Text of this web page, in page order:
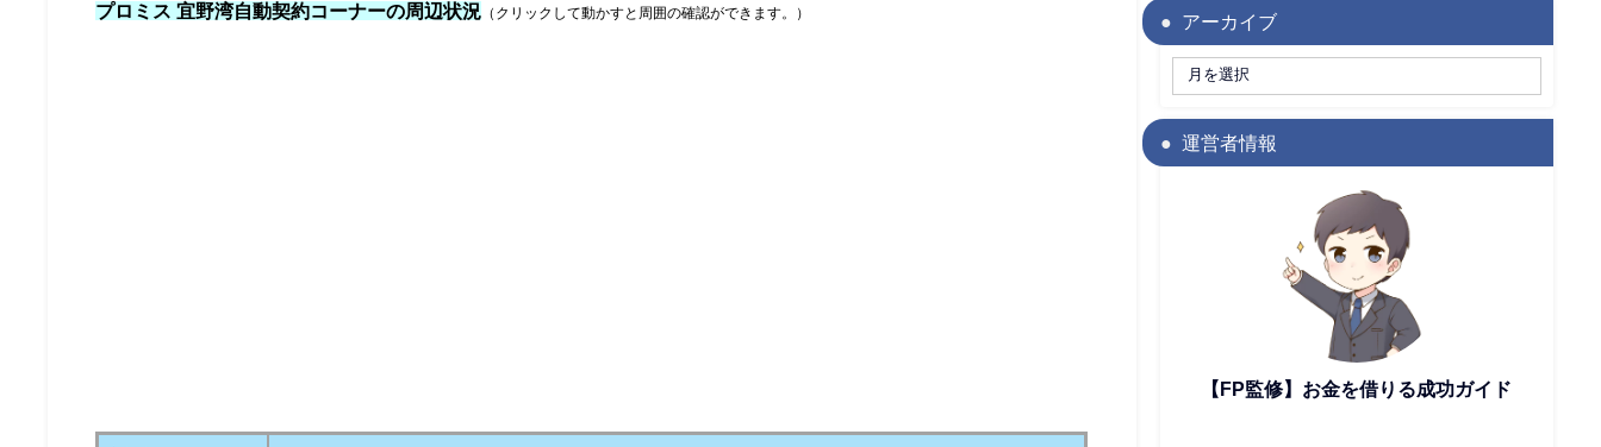
プロミス 宜野湾自動契約コーナーの周辺状況 （クリックして動かすと周囲の確認ができます。） アーカイブ
運営者情報
【FP監修】お金を借りる成功ガイド